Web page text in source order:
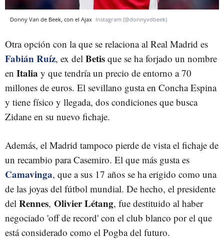
Donny Van de Beek, con el Ajax Instagram (@donnyvdbeek)
Otra opción con la que se relaciona al Real Madrid es
Fabián Ruíz, ex del Betis que se ha forjado un nombre
en Italia y que tendría un precio de entorno a 70
millones de euros. El sevillano gusta en Concha Espina
y tiene físico y llegada, dos condiciones que busca
Zidane en su nuevo fichaje.
Además, el Madrid tampoco pierde de vista el fichaje de
un recambio para Casemiro. El que más gusta es
Camavinga, que a sus 17 años se ha erigido como una
de las joyas del fútbol mundial. De hecho, el presidente
del Rennes, Olivier Létang, fue destituido al haber
negociado 'off de record' con el club blanco por el que
está considerado como el Pogba del futuro.